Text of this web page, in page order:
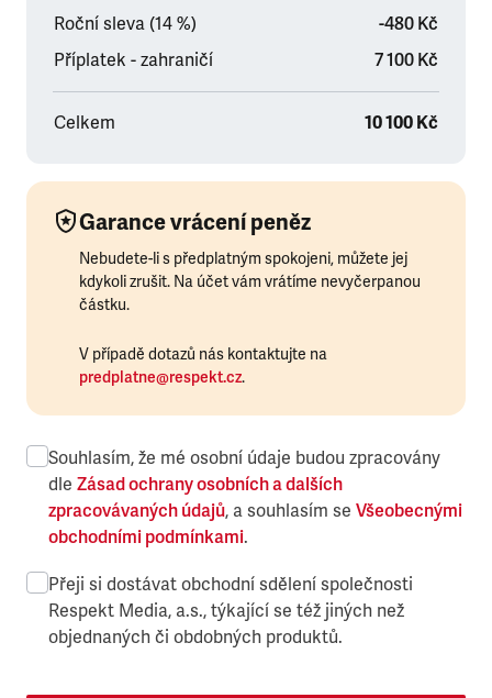
Roční sleva (14 %)
-480 Kč
Příplatek - zahraničí
7 100 Kč
Celkem 10 100 Kč
Garance vrácení peněz
Nebudete-li s předplatným spokojeni, můžete jej
kdykoli zrušit. Na účet vám vrátíme nevyčerpanou
částku.
V případě dotazů nás kontaktujte na
predplatne@respekt.cz.
Souhlasím, že mé osobní údaje budou zpracovány
dle Zásad ochrany osobních a dalších
zpracovávaných údajů, a souhlasím se Všeobecnými
obchodními podmínkami.
Přeji si dostávat obchodní sdělení společnosti
Respekt Media, a.s., týkající se též jiných než
objednaných či obdobných produktů.